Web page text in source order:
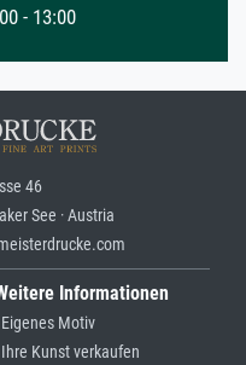
- 13:00
46
See · Austria
Informationen
Eigenes Motiv
Ihre Kunst verkaufen